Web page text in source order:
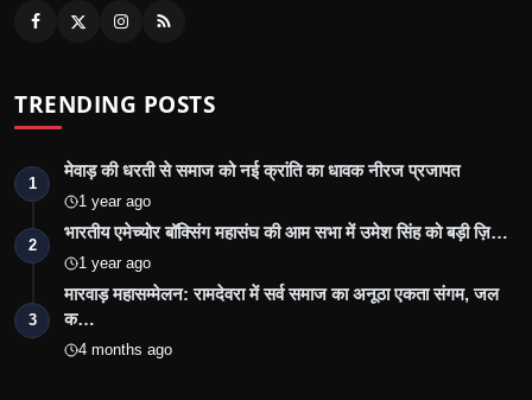
TRENDING POSTS
1
मेवाड़ की धरती से समाज को नई क्रांति का धावक नीरज प्रजापत
1 year ago
2
भारतीय एमेच्योर बॉक्सिंग महासंघ की आम सभा में उमेश सिंह को बड़ी ज़ि…
1 year ago
3
मारवाड़ महासम्मेलन: रामदेवरा में सर्व समाज का अनूठा एकता संगम, जल
क…
4 months ago